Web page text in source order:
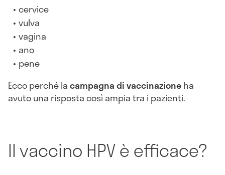
cervice
vulva
vagina
ano
pene
Ecco perché lacampagna di vaccinazioneha
avuto una risposta così ampia tra i pazienti.
Il vaccino HPV è efficace?